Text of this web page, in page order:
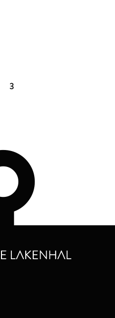
3